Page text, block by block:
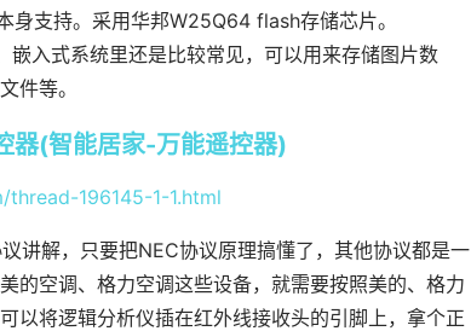
支持。采用华邦W25Q64 flash存储芯片。
入式系统里还是比较常见，可以用来存储图片数
件等。
器(智能居家-万能遥控器)
196145-1-1.html
讲解，只要把NEC协议原理搞懂了，其他协议都是一
的空调、格力空调这些设备，就需要按照美的、格力
以将逻辑分析仪插在红外线接收头的引脚上，拿个正